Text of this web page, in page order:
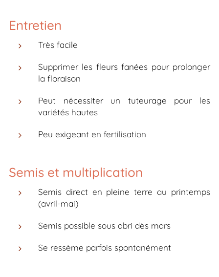
Entretien
Très facile
Supprimer les fleurs fanées pour prolonger
la floraison
Peut nécessiter un tuteurage pour les
variétés hautes
Peu exigeant en fertilisation
Semis et multiplication
Semis direct en pleine terre au printemps
(avril-mai)
Semis possible sous abri dès mars
Se ressème parfois spontanément